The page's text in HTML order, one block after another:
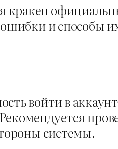
и способы
войти в
системы.